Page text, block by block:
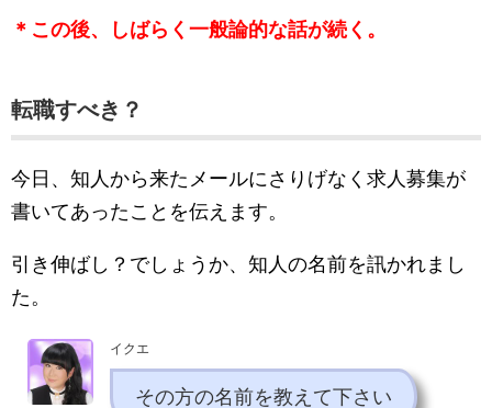
＊この後、しばらく一般論的な話が続く。
転職すべき？
今日、知人から来たメールにさりげなく求人募集が
書いてあったことを伝えます。
引き伸ばし？でしょうか、知人の名前を訊かれまし
た。
イクエ
その方の名前を教えて下さい